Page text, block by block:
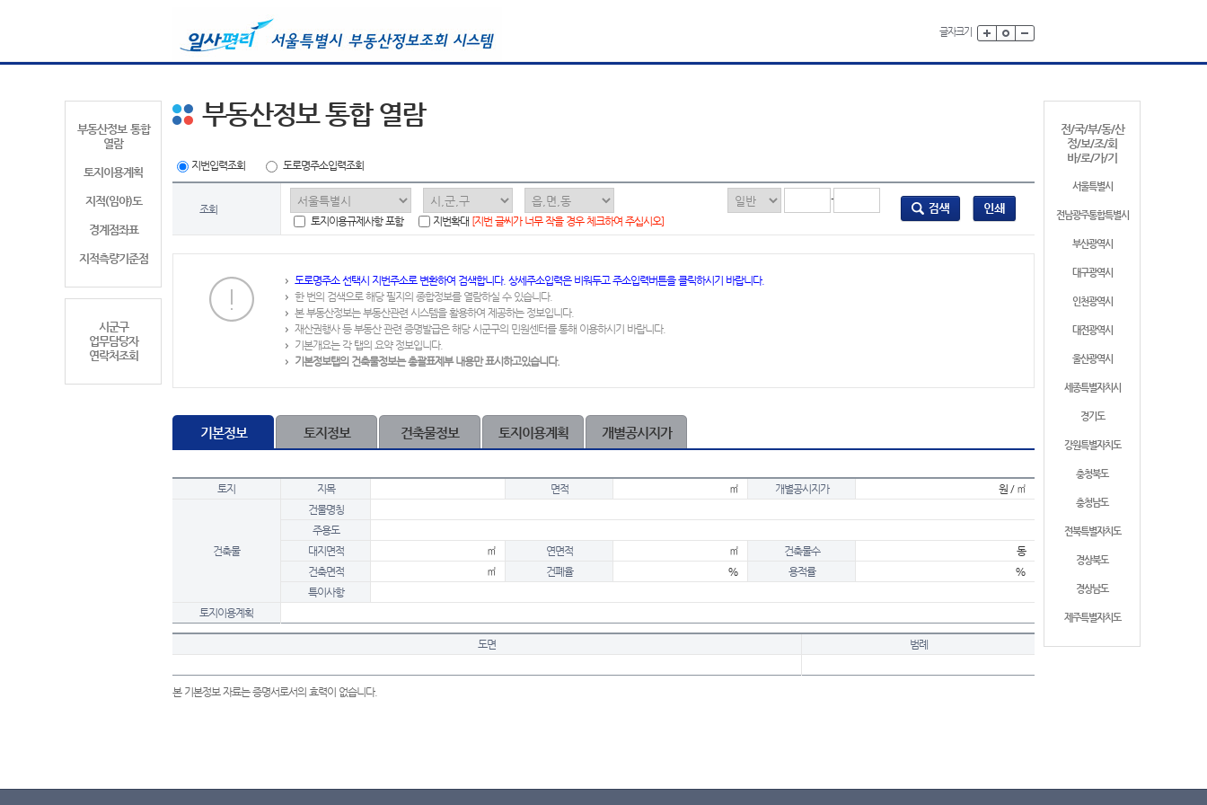
글자크기
부동산정보 통합
열람
토지이용계획
지적(임야)도
경계점좌표
지적측량기준점
시군구
업무담당자
연락처조회
전/국/부/동/산
정/보/조/회
바/로/가/기
서울특별시
전남광주통합특별시
부산광역시
대구광역시
인천광역시
대전광역시
울산광역시
세종특별자치시
경기도
강원특별자치도
충청북도
충청남도
전북특별자치도
경상북도
경상남도
제주특별자치도
부동산정보 통합 열람
지번입력조회 도로명주소입력조회
조회
-
토지이용규제사항 포함
지번확대 [지번 글씨가 너무 작을 경우 체크하여 주십시오]
도로명주소 선택시 지번주소로 변환하여 검색합니다. 상세주소입력은 비워두고 주소입력버튼을 클릭하시기 바랍니다.
한 번의 검색으로 해당 필지의 종합정보를 열람하실 수 있습니다.
본 부동산정보는 부동산관련 시스템을 활용하여 제공하는 정보입니다.
재산권행사 등 부동산 관련 증명발급은 해당 시군구의 민원센터를 통해 이용하시기 바랍니다.
기본개요는 각 탭의 요약 정보입니다.
기본정보탭의 건축물정보는 총괄표제부 내용만 표시하고있습니다.
기본정보 토지정보 건축물정보 토지이용계획 개별공시지가
토지 지목 면적 ㎡ 개별공시지가 원 / ㎡
건축물
건물명칭
주용도
대지면적
㎡ 연면적 ㎡ 건축물수
동
건축면적
㎡ 건폐율 % 용적률
%
특이사항
토지이용계획
도면 범례
본 기본정보 자료는 증명서로서의 효력이 없습니다.